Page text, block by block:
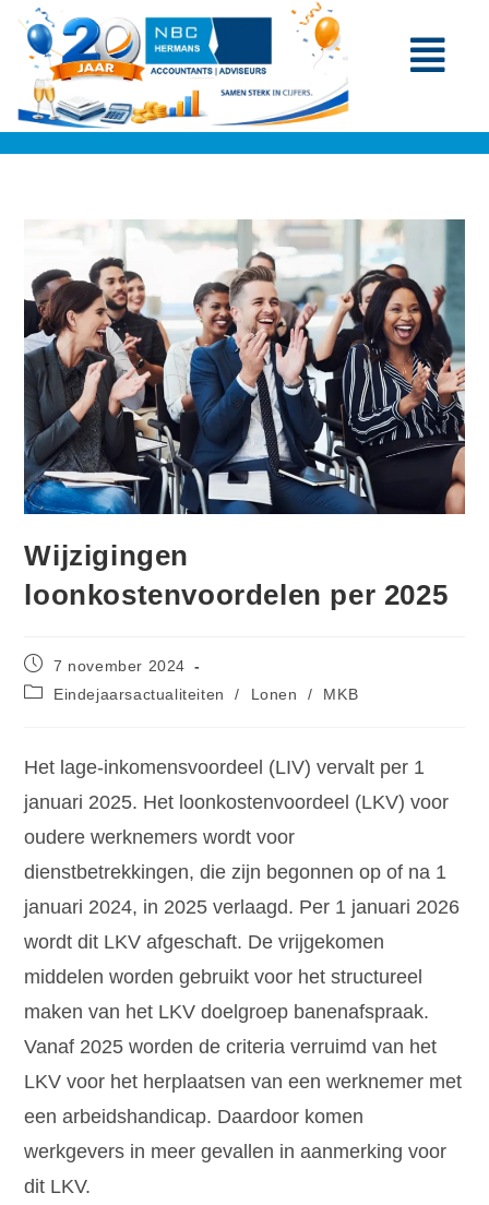
Wijzigingen
loonkostenvoordelen per 2025
7 november 2024
Eindejaarsactualiteiten
/ Lonen / MKB
Het lage-inkomensvoordeel (LIV) vervalt per 1
januari 2025. Het loonkostenvoordeel (LKV) voor
oudere werknemers wordt voor
dienstbetrekkingen, die zijn begonnen op of na 1
januari 2024, in 2025 verlaagd. Per 1 januari 2026
wordt dit LKV afgeschaft. De vrijgekomen
middelen worden gebruikt voor het structureel
maken van het LKV doelgroep banenafspraak.
Vanaf 2025 worden de criteria verruimd van het
LKV voor het herplaatsen van een werknemer met
een arbeidshandicap. Daardoor komen
werkgevers in meer gevallen in aanmerking voor
dit LKV.